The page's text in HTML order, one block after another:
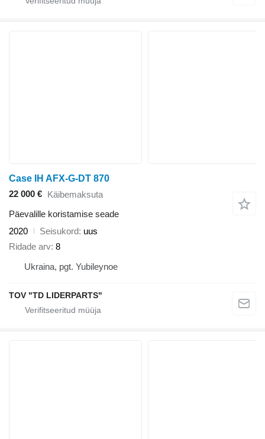
Case IH AFX-G-DT 870
22 000 € Käibemaksuta
Päevalille koristamise seade
2020
Seisukord uus
Ridade arv 8
Ukraina, pgt. Yubileynoe
TOV "TD LIDERPARTS"